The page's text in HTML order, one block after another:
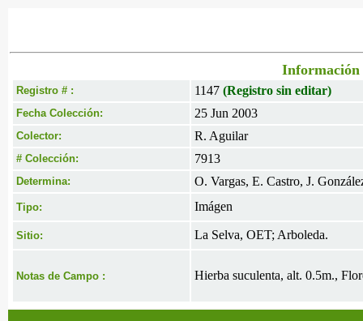
Información
Registro # : 1147 (Registro sin editar)
Fecha Colección: 25 Jun 2003
Colector: R. Aguilar
# Colección: 7913
Determina: O. Vargas, E. Castro, J.
Tipo: Imágen
Sitio: La Selva, OET; Arboleda.
Notas de Campo : Hierba suculenta, alt. 0.5m.,